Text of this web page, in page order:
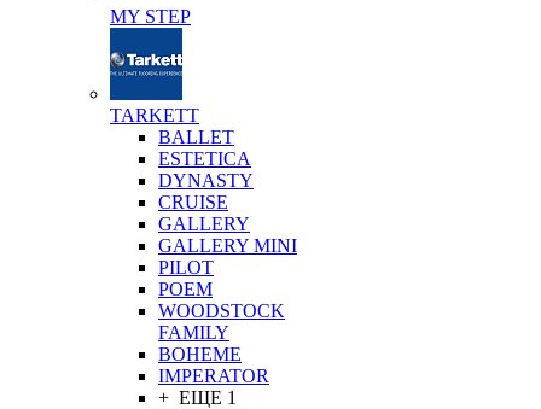
MY STEP
TARKETT
BALLET
ESTETICA
DYNASTY
CRUISE
GALLERY
GALLERY MINI
PILOT
POEM
WOODSTOCK
FAMILY
BOHEME
IMPERATOR
+ ЕЩЕ 1